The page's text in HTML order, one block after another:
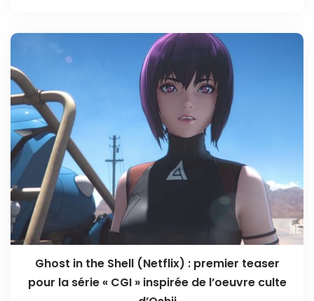
Ghost in the Shell (Netflix) : premier teaser
pour la série « CGI » inspirée de l’oeuvre culte